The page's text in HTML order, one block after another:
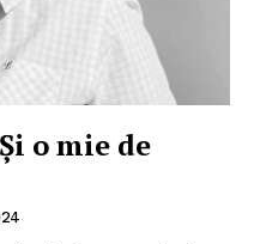
ROMÂNIA
o mie de